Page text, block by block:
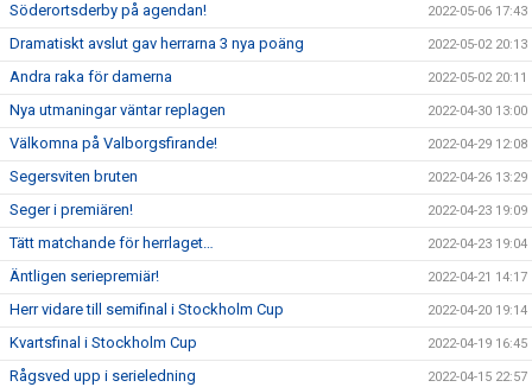
Söderortsderby på agendan! 2022-05-06 17:43
Dramatiskt avslut gav herrarna 3 nya poäng 2022-05-02 20:13
Andra raka för damerna 2022-05-02 20:11
Nya utmaningar väntar replagen 2022-04-30 13:00
Välkomna på Valborgsfirande! 2022-04-29 12:08
Segersviten bruten 2022-04-26 13:29
Seger i premiären! 2022-04-23 19:09
Tätt matchande för herrlaget… 2022-04-23 19:04
Äntligen seriepremiär! 2022-04-21 14:17
Herr vidare till semifinal i Stockholm Cup 2022-04-20 19:14
Kvartsfinal i Stockholm Cup 2022-04-19 16:45
Rågsved upp i serieledning 2022-04-15 22:57